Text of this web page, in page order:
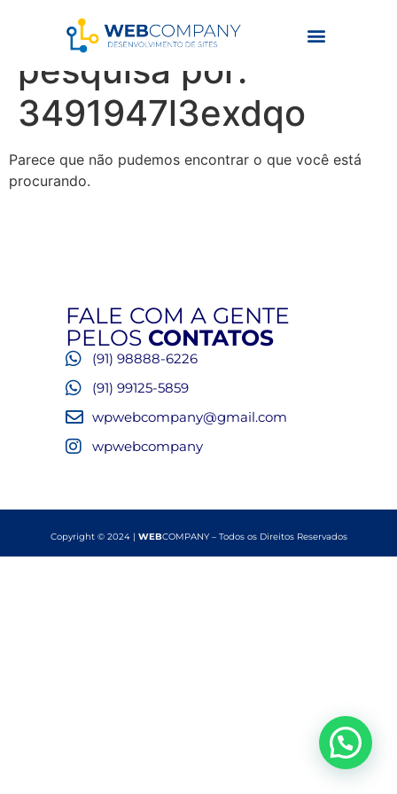
Resultados da
pesquisa por:
3491947l3exdqo
Parece que não pudemos encontrar o que você está
procurando.
FALE COM A GENTE
PELOS CONTATOS
(91) 98888-6226
(91) 99125-5859
wpwebcompany@gmail.com
wpwebcompany
Copyright © 2024 | WEBCOMPANY – Todos os Direitos Reservados